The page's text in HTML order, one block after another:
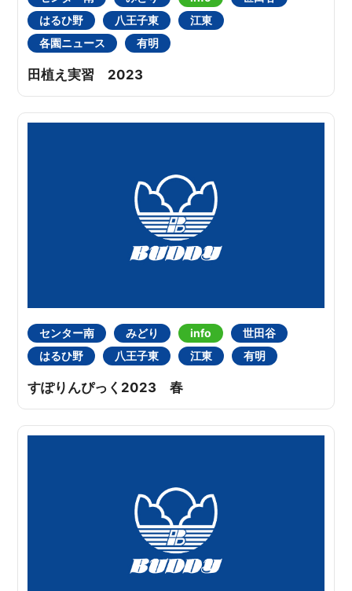
はるひ野
八王子東
江東
各園ニュース
有明
田植え実習 2023
センター南 みどり info
世田谷
はるひ野
八王子東 江東 有明
すぽりんぴっく2023 春